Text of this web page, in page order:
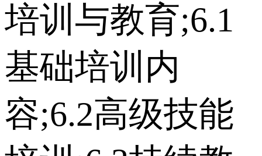
培训与教育;6.1
基础培训内
容;6.2高级技能